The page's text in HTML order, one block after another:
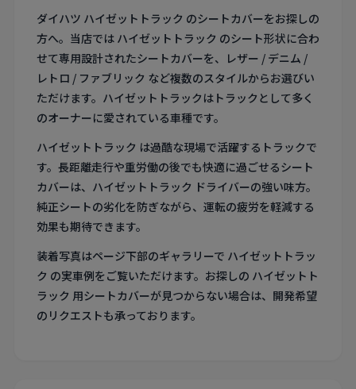
ダイハツ ハイゼットトラック のシートカバーをお探しの
方へ。当店では ハイゼットトラック のシート形状に合わ
せて専用設計されたシートカバーを、レザー / デニム /
レトロ / ファブリック など複数のスタイルからお選びい
ただけます。ハイゼットトラックはトラックとして多く
のオーナーに愛されている車種です。
ハイゼットトラック は過酷な現場で活躍するトラックで
す。長距離走行や重労働の後でも快適に過ごせるシート
カバーは、ハイゼットトラック ドライバーの強い味方。
純正シートの劣化を防ぎながら、運転の疲労を軽減する
効果も期待できます。
装着写真はページ下部のギャラリーで ハイゼットトラッ
ク の実車例をご覧いただけます。お探しの ハイゼットト
ラック 用シートカバーが見つからない場合は、開発希望
のリクエストも承っております。